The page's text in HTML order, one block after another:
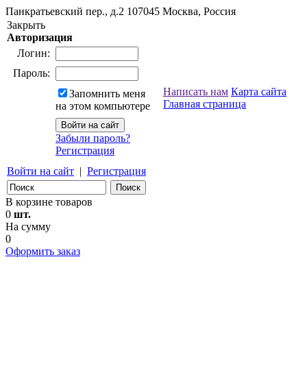
Панкратьевский пер., д.2 107045 Москва, Россия
Закрыть
Авторизация
Логин:
Пароль:
Запомнить меня
на этом компьютере
Забыли пароль?
Регистрация
Войти на сайт | Регистрация
Написать нам Карта сайта
Главная страница
В корзине товаров
0 шт.
На сумму
0
Оформить заказ